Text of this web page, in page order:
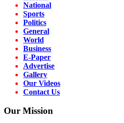
National
Sports
Politics
General
World
Business
E-Paper
Advertise
Gallery
Our Videos
Contact Us
Our Mission